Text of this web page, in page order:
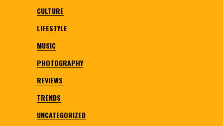
CULTURE
LIFESTYLE
MUSIC
PHOTOGRAPHY
REVIEWS
TRENDS
UNCATEGORIZED